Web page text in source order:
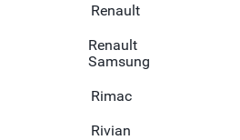
Renault
Renault
Samsung
Rimac
Rivian